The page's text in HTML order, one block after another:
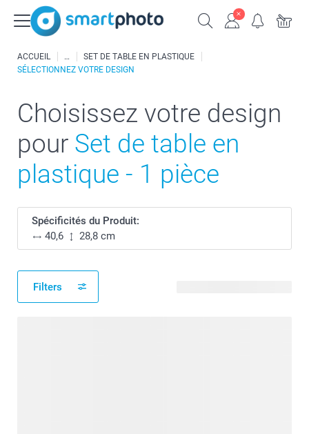
ACCUEIL
SET DE TABLE EN PLASTIQUE
SÉLECTIONNEZ VOTRE DESIGN
Choisissez votre design
pour Set de table en
plastique - 1 pièce
Spécificités du Produit:
40,6
28,8 cm
Filters